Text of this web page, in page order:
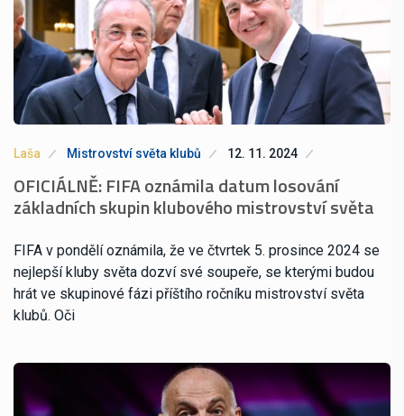
Laša Mistrovství světa klubů 12. 11. 2024
OFICIÁLNĚ: FIFA oznámila datum losování
základních skupin klubového mistrovství světa
FIFA v pondělí oznámila, že ve čtvrtek 5. prosince 2024 se
nejlepší kluby světa dozví své soupeře, se kterými budou
hrát ve skupinové fázi příštího ročníku mistrovství světa
klubů. Oči